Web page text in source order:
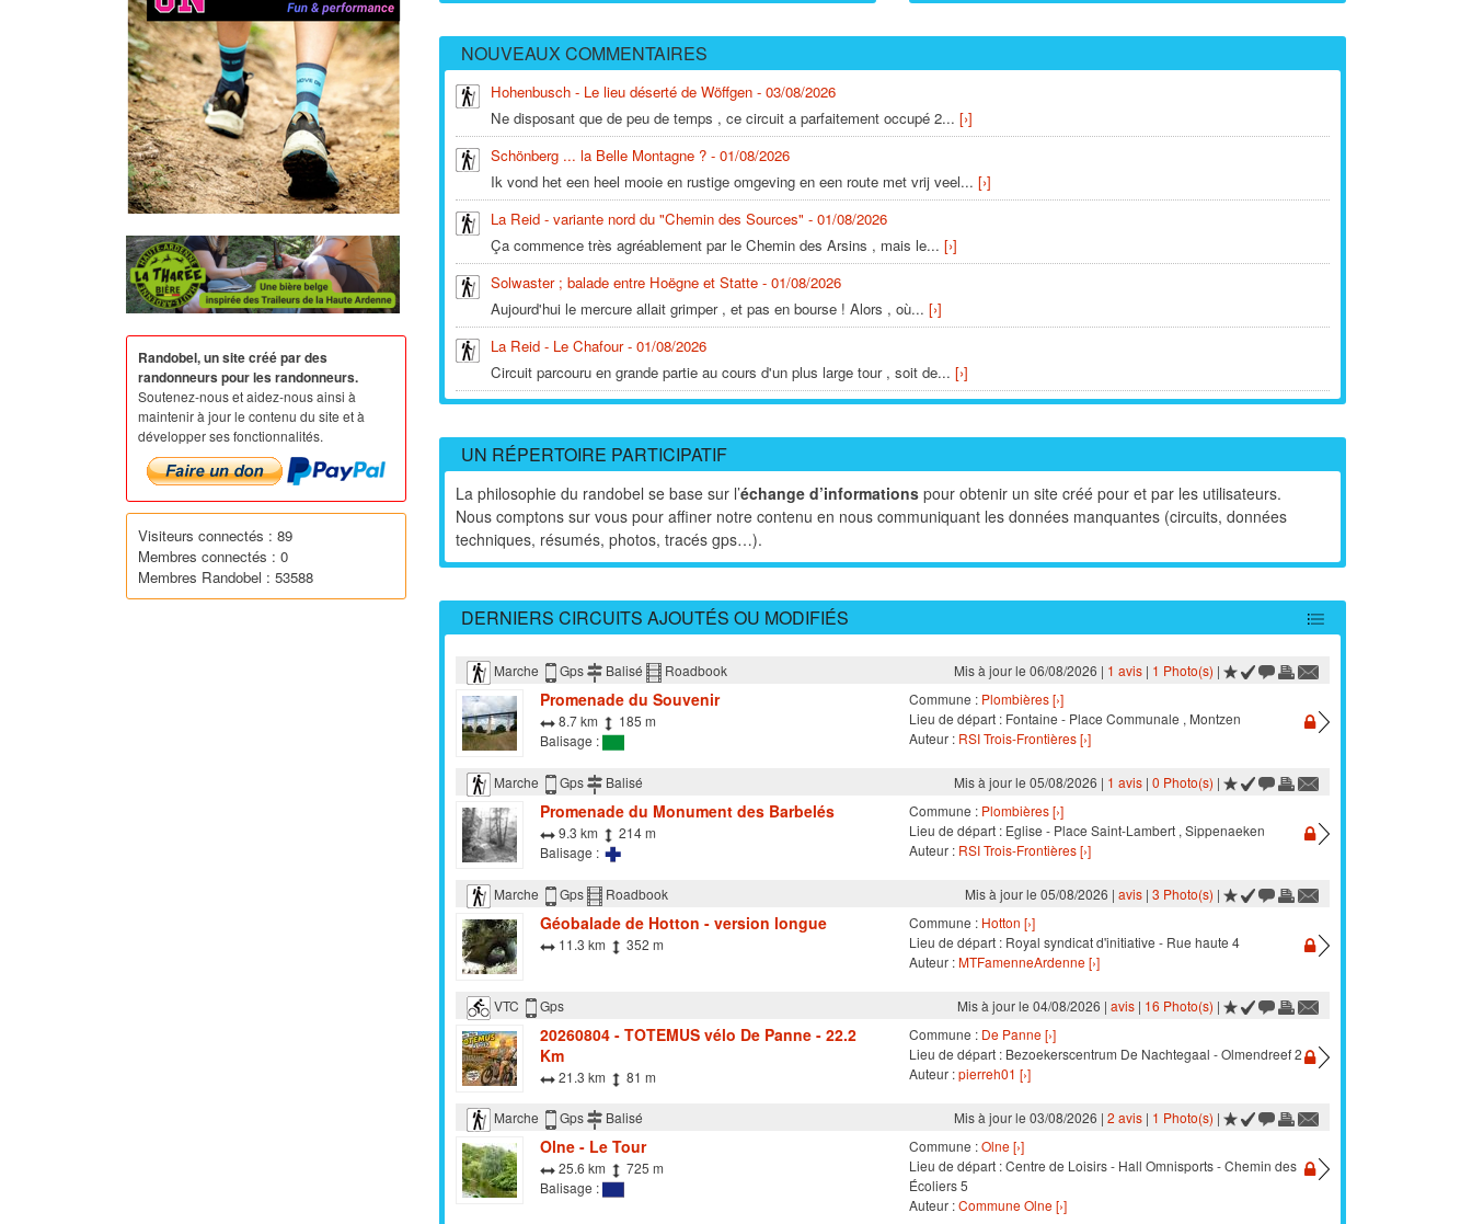
NOUVEAUX COMMENTAIRES
Hohenbusch - Le lieu déserté de Wöffgen - 03/08/2026
Ne disposant que de peu de temps , ce circuit a parfaitement occupé 2... [›]
Schönberg ... la Belle Montagne ? - 01/08/2026
Ik vond het een heel mooie en rustige omgeving en een route met vrij veel... [›]
La Reid - variante nord du "Chemin des Sources" - 01/08/2026
Ça commence très agréablement par le Chemin des Arsins , mais le... [›]
Solwaster ; balade entre Hoëgne et Statte - 01/08/2026
Aujourd'hui le mercure allait grimper , et pas en bourse ! Alors , où... [›]
La Reid - Le Chafour - 01/08/2026
Circuit parcouru en grande partie au cours d'un plus large tour , soit de... [›]
NG 20 - Nassogne - Promenade du Vieux Bon Dieu - 31/07/2026
Sans avis général car nous n'avons fait qu'une petite partie de la...[›]
NG 17 - Nassogne - Promenade Saint-Léonard - 31/07/2026
On apprécie beaucoup la campagne à la sortie de Nassogne en début de...[›]
NG 14 - Masbourg - Promenade de Nauchène - 31/07/2026
En voilà une bien belle balade !!!
Moulin du Broukay - Boucle verte - 30/07/2026
St 07 - Promenade du Gué - 30/07/2026
Il y a maintenant une passerelle sur le ruisseau qui est à sec suite à...[›]
UN RÉPERTOIRE PARTICIPATIF
La philosophie du randobel se base sur l’échange d’informations pour obtenir un site créé pour et par les utilisateurs.
Nous comptons sur vous pour affiner notre contenu en nous communiquant les données manquantes (circuits, données
techniques, résumés, photos, tracés gps…).
DERNIERS CIRCUITS AJOUTÉS OU MODIFIÉS
Mis à jour le 06/08/2026 | 1 avis| 1 Photo(s) |
Marche Gps Balisé Roadbook
Promenade du Souvenir
8.7 km
185 m
Balisage :
Commune : Plombières [›]
Lieu de départ : Fontaine - Place Communale , Montzen
Auteur : RSI Trois-Frontières [›]
Mis à jour le 05/08/2026 | 1 avis| 0 Photo(s) |
Marche Gps Balisé
Promenade du Monument des Barbelés
9.3 km
214 m
Balisage :
Commune : Plombières [›]
Lieu de départ : Eglise - Place Saint-Lambert , Sippenaeken
Auteur : RSI Trois-Frontières [›]
Mis à jour le 05/08/2026 | avis| 3 Photo(s) |
Marche Gps Roadbook
Géobalade de Hotton - version longue
11.3 km 352 m
Commune : Hotton [›]
Lieu de départ : Royal syndicat d'initiative - Rue haute 4
Auteur :MTFamenneArdenne [›]
Mis à jour le 04/08/2026 | avis| 16 Photo(s) |
VTC Gps
20260804 - TOTEMUS vélo De Panne - 22.2
Km
21.3 km 81 m
Commune : De Panne [›]
Lieu de départ : Bezoekerscentrum De Nachtegaal - Olmendreef 2
Auteur :pierreh01 [›]
Mis à jour le 03/08/2026 | 2 avis| 1 Photo(s) |
Marche Gps Balisé
Olne - Le Tour
25.6 km
725 m
Balisage :
Commune :Olne [›]
Lieu de départ : Centre de Loisirs - Hall Omnisports - Chemin des
Écoliers 5
Auteur :Commune Olne [›]
Randobel, un site créé par des
randonneurs pour les randonneurs.
Soutenez-nous et aidez-nous ainsi à
maintenir à jour le contenu du site et à
développer ses fonctionnalités.
Visiteurs connectés : 89
Membres connectés : 0
Membres Randobel : 53588